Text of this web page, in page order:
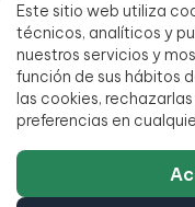
Este sitio web utiliza
técnicos, analíticos y
nuestros servicios y
función de sus hábitos
las cookies,
preferencias en